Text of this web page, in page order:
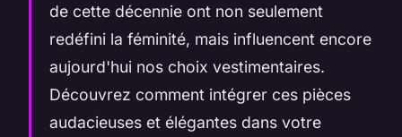
de cette décennie ont non seulement
redéfini la féminité, mais influencent encore
aujourd'hui nos choix vestimentaires.
Découvrez comment intégrer ces pièces
audacieuses et élégantes dans votre